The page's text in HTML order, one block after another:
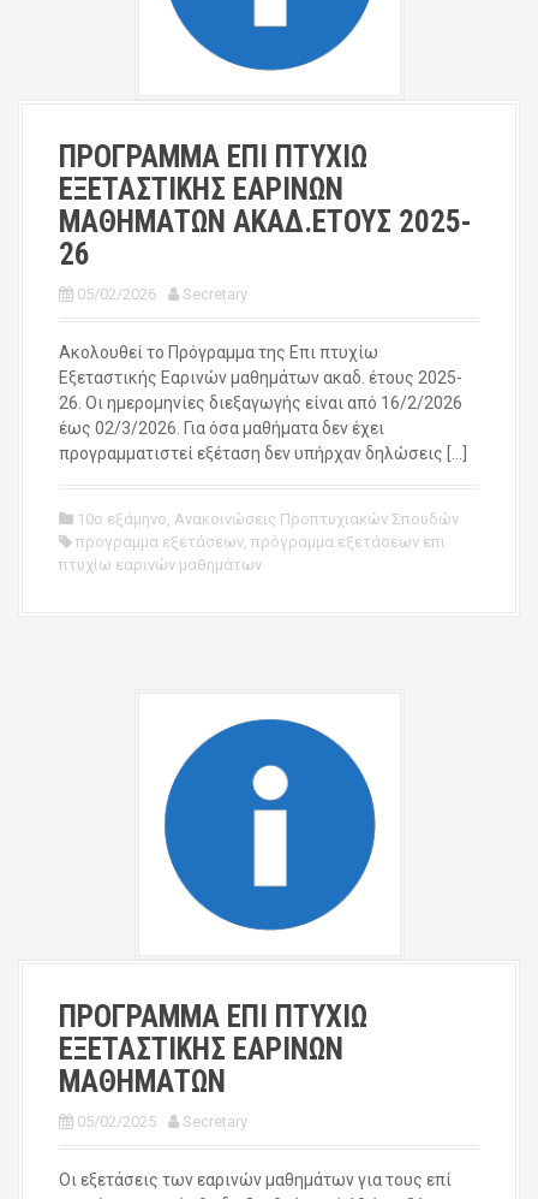
ΠΡΟΓΡΑΜΜΑ ΕΠΙ ΠΤΥΧΙΩ
ΕΞΕΤΑΣΤΙΚΗΣ ΕΑΡΙΝΩΝ
ΜΑΘΗΜΑΤΩΝ ΑΚΑΔ.ΕΤΟΥΣ 2025-
26
05/02/2026 Secretary
Ακολουθεί το Πρόγραμμα της Επι πτυχίω
Εξεταστικής Εαρινών μαθημάτων ακαδ. έτους 2025-
26. Οι ημερομηνίες διεξαγωγής είναι από 16/2/2026
έως 02/3/2026. Για όσα μαθήματα δεν έχει
προγραμματιστεί εξέταση δεν υπήρχαν δηλώσεις […]
10ο εξάμηνο, Ανακοινώσεις Προπτυχιακών Σπουδών
προγραμμα εξετάσεων, πρόγραμμα εξετάσεων επι
πτυχίω εαρινών μαθημάτων
ΠΡΟΓΡΑΜΜΑ ΕΠΙ ΠΤΥΧΙΩ
ΕΞΕΤΑΣΤΙΚΗΣ ΕΑΡΙΝΩΝ
ΜΑΘΗΜΑΤΩΝ
05/02/2025 Secretary
Οι εξετάσεις των εαρινών μαθημάτων για τους επί